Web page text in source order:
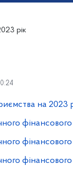
рік
на 2023